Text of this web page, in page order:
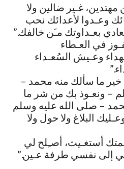
مهتدين، غـير ضالين ولا
وعـدوا لأعدائك نحب
بعـداوتك مـَن خالفك.”
في العـطاء
وعـيش السُعـداء
خير ما سألك منه محمد –
– ونعـوذ بك من شر ما
– صلى الله عليه وسلم
البلاغ ولا حول ولا
أستغـيث، أصـِلح لي
إلى نفسي طرفة عـين.”